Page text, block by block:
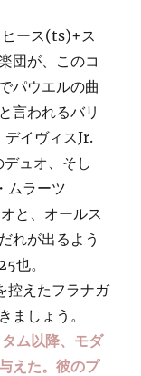
ヒース(ts)+ス
団が、このコ
パウエルの曲
言われるバリ
イヴィスJr.
ュオ、そし
ムラーツ
と、オールス
れが出るよう
也。
控えたフラナガ
ましょう。
ム以降、モダ
えた。彼のプ